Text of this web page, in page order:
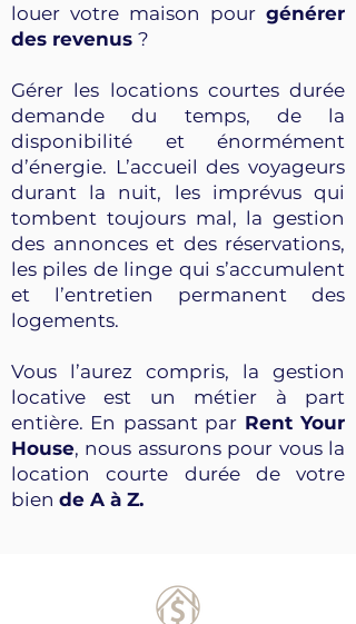
louer votre maison pour générer
des revenus ?
Gérer les locations courtes durée
demande du temps, de la
disponibilité et énormément
d’énergie. L’accueil des voyageurs
durant la nuit, les imprévus qui
tombent toujours mal, la gestion
des annonces et des réservations,
les piles de linge qui s’accumulent
et l’entretien permanent des
logements.
Vous l’aurez compris, la gestion
locative est un métier à part
entière. En passant par Rent Your
House, nous assurons pour vous la
location courte durée de votre
bien de A à Z.